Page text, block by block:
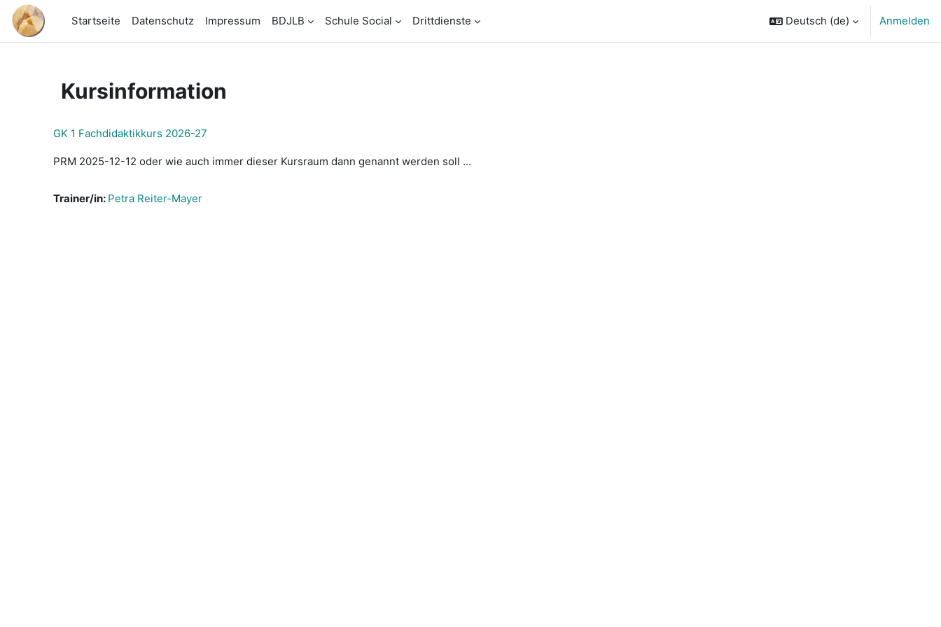
Zum Hauptinhalt
Startseite
Datenschutz Impressum BDJLB Schule Social Drittdienste Deutsch ‎(de)‎ Anmelden
Kursinformation
GK 1 Fachdidaktikkurs 2026-27
PRM 2025-12-12 oder wie auch immer dieser Kursraum dann genannt werden soll ...
Trainer/in: Petra Reiter-Mayer